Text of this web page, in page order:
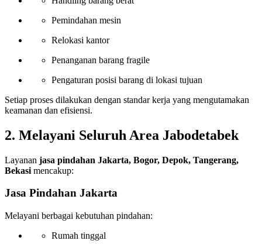
Pemindahan mesin
Relokasi kantor
Penanganan barang fragile
Pengaturan posisi barang di lokasi tujuan
Setiap proses dilakukan dengan standar kerja yang mengutamakan
keamanan dan efisiensi.
2. Melayani Seluruh Area Jabodetabek
Layanan jasa pindahan Jakarta, Bogor, Depok, Tangerang,
Bekasi mencakup:
Jasa Pindahan Jakarta
Melayani berbagai kebutuhan pindahan:
Rumah tinggal